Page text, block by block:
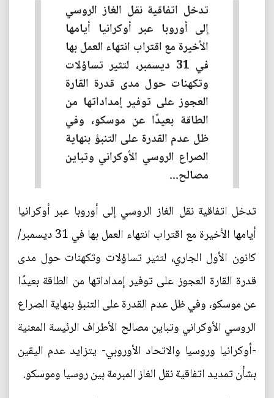
تدخل اتفاقية نقل الغاز الروسي
إلى أوروبا عبر أوكرانيا أيامها
الأخيرة مع اقتراب انتهاء العمل بها
في 31 ديسمبر، لتثير تساؤلات
وتكهنات حول مدى قدرة القارة
العجوز على توفير إمداداتها من
الطاقة بعيدًا عن موسكو، وفي
ظل عدم القدرة على التنبؤ بنهاية
الصراع الروسي الأوكراني وتباين
مصالح...
تدخل اتفاقية نقل الغاز الروسي إلى أوروبا عبر أوكرانيا
أيامها الأخيرة مع اقتراب انتهاء العمل بها في 31 ديسمبر/
كانون الأول الجاري، لتثير تساؤلات وتكهنات حول مدى
قدرة القارة العجوز على توفير إمداداتها من الطاقة بعيدًا
عن موسكو، وفي ظل عدم القدرة على التنبؤ بنهاية الصراع
الروسي الأوكراني وتباين مصالح الأطراف الرئيسة المعنية
-أوكرانيا وروسيا والاتحاد الأوروبي- يتزايد عدم اليقين
بشأن تمديد اتفاقية نقل الغاز المبرمة بين روسيا وموسكو.